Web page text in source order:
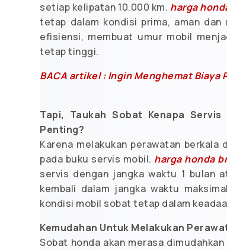
setiap kelipatan 10.000 km. harga
tetap dalam kondisi prima, aman dan
efisiensi, membuat umur mobil
tetap tinggi.
BACA artikel : Ingin Menghemat Biaya
Tapi, Taukah Sobat Kenapa
Penting?
Karena melakukan perawatan
pada buku servis mobil. harga honda
servis dengan jangka waktu 1 bulan
kembali dalam jangka waktu
kondisi mobil sobat tetap dalam
Kemudahan Untuk Melakukan
Sobat honda akan merasa